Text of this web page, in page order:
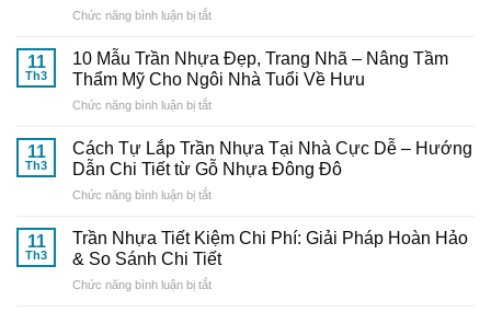
Chức năng bình luận bị tắtở
Mua
Và
Thi
Công
Nhựa
Thông
Bí
Từ
Chuyên
Đến
11
Th3
10 Mẫu Trần Nhựa Đẹp, Trang Nhã – Nâng Tầm
Thẩm Mỹ Cho Ngôi Nhà Tuổi Về Hưu
Chức năng bình luận bị tắtở
Mẫu
Trần
Nhựa
Đẹp,
Nhã
–
Tầm
11
Th3
Cách Tự Lắp Trần Nhựa Tại Nhà Cực Dễ – Hướng
Dẫn Chi Tiết từ Gỗ Nhựa Đông Đô
Chức năng bình luận bị tắtở
Tự
Lắp
Trần
Nhựa
11
Th3
Trần Nhựa Tiết Kiệm Chi Phí: Giải Pháp Hoàn Hảo
& So Sánh Chi Tiết
Chức năng bình luận bị tắtở